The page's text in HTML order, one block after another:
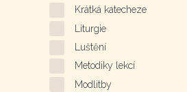
Krátká katecheze
Liturgie
Luštění
Metodiky lekcí
Modlitby